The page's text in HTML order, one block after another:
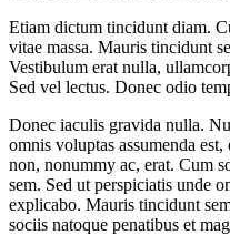
Etiam dictum tincidunt diam.
vitae massa. Mauris tincidunt
Vestibulum erat nulla,
Sed vel lectus. Donec odio
Donec iaculis gravida nulla.
omnis voluptas assumenda
non, nonummy ac, erat. Cum
sem. Sed ut perspiciatis unde
explicabo. Mauris tincidunt
sociis natoque penatibus et